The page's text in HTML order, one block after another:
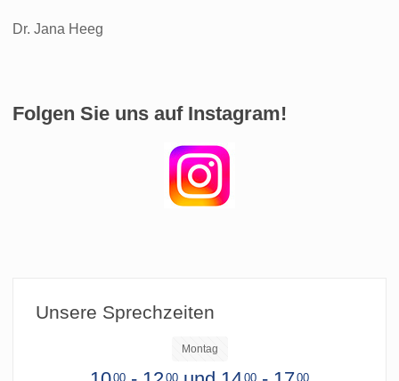
Dr. Jana Heeg
Folgen Sie uns auf Instagram!
Unsere Sprechzeiten
Montag
00 00 00 00